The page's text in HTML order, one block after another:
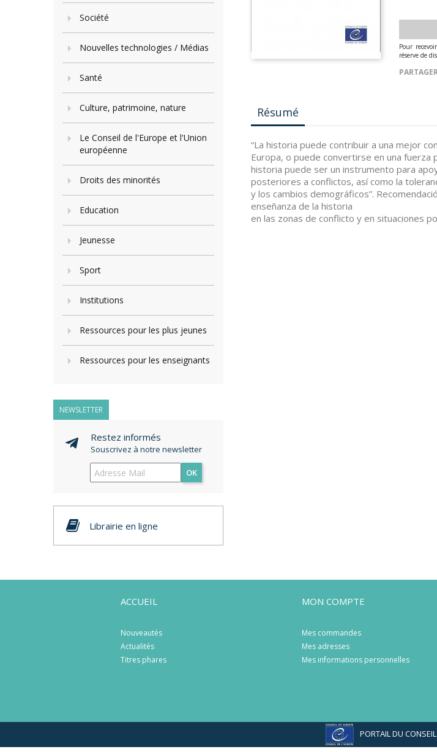
Société
Nouvelles technologies / Médias
Santé
Culture, patrimoine, nature
Le Conseil de l'Europe et l'Union
européenne
Droits des minorités
Education
Jeunesse
Sport
Institutions
Ressources pour les plus jeunes
Ressources pour les enseignants
NEWSLETTER
Restez informés
Souscrivez à notre newsletter
OK
Librairie en ligne
Pour
réserve de
Résumé
“La historia puede contribuir a una mejor
Europa, o puede convertirse en una fuerza
historia puede ser un instrumento para
posteriores a conflictos, así como la
y los cambios demográficos”.
enseñanza de la historia
en las zonas de conflicto y en situaciones
ACCUEIL
Nouveautés
Actualités
Titres phares
MON COMPTE
Mes commandes
Mes adresses
Mes informations personnelles
PORTAIL DU